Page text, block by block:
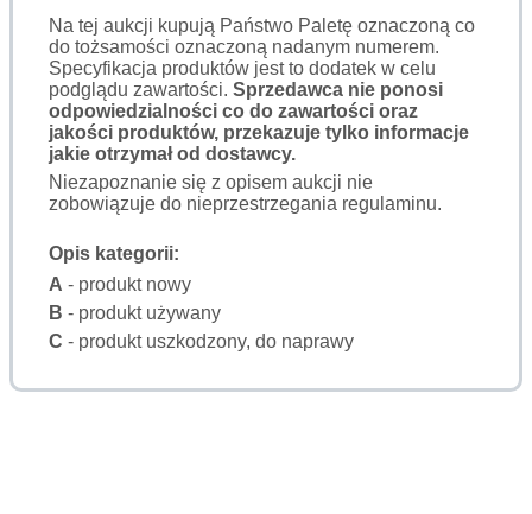
Na tej aukcji kupują Państwo Paletę oznaczoną co
do tożsamości oznaczoną nadanym numerem.
Specyfikacja produktów jest to dodatek w celu
podglądu zawartości. Sprzedawca nie ponosi
odpowiedzialności co do zawartości oraz
jakości produktów, przekazuje tylko informacje
jakie otrzymał od dostawcy.
Niezapoznanie się z opisem aukcji nie
zobowiązuje do nieprzestrzegania regulaminu.
Opis kategorii:
A - produkt nowy
B - produkt używany
C - produkt uszkodzony, do naprawy